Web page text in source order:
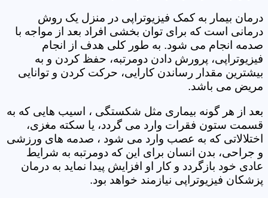
درمان بیمار به کمک فیزیوتراپی در منزل یک روش
درمانی است که برای توان بخشی افراد بعد از مواجه با
صدمه انجام می شود. به طور کلی هدف از انجام
فیزیوتراپی، پرورش دادن دومرتبه، حفظ کردن و به
بیشترین مقدار رساندن کارایی، حرکت کردن و توانایی
مریض می باشد.
بعد از هر گونه بیماری مثل شکستگی ، اسیب هایی که به
قسمت ستون فقرات وارد می گردد، یا سکته مغزی،
اختلالاتی که به عصب وارد می شود ، صدمه های ورزشی
و جراحی، بدن انسان برای این که دومرتبه به شرایط
عادی خود بازگردد و کار او افزایش پیدا نماید به درمان
پزشکان فیزیوتراپی نیازمند خواهد بود.